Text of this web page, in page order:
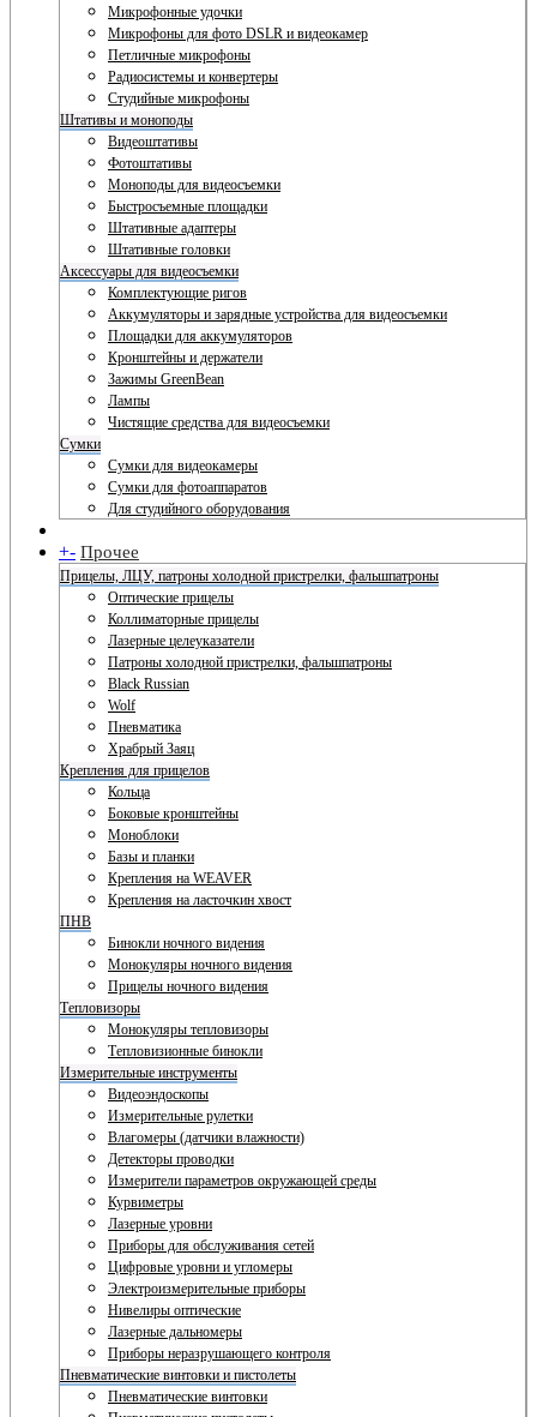
Микрофонные удочки
Микрофоны для фото DSLR и видеокамер
Петличные микрофоны
Радиосистемы и конвертеры
Студийные микрофоны
Штативы и моноподы
Видеоштативы
Фотоштативы
Моноподы для видеосъемки
Быстросъемные площадки
Штативные адаптеры
Штативные головки
Аксессуары для видеосъемки
Комплектующие ригов
Аккумуляторы и зарядные устройства для видеосъемки
Площадки для аккумуляторов
Кронштейны и держатели
Зажимы GreenBean
Лампы
Чистящие средства для видеосъемки
Сумки
Сумки для видеокамеры
Сумки для фотоаппаратов
Для студийного оборудования
+- Прочее
Прицелы, ЛЦУ, патроны холодной пристрелки, фальшпатроны
Оптические прицелы
Коллиматорные прицелы
Лазерные целеуказатели
Патроны холодной пристрелки, фальшпатроны
Black Russian
Wolf
Пневматика
Храбрый Заяц
Крепления для прицелов
Кольца
Боковые кронштейны
Моноблоки
Базы и планки
Крепления на WEAVER
Крепления на ласточкин хвост
ПНВ
Бинокли ночного видения
Монокуляры ночного видения
Прицелы ночного видения
Тепловизоры
Монокуляры тепловизоры
Тепловизионные бинокли
Измерительные инструменты
Видеоэндоскопы
Измерительные рулетки
Влагомеры (датчики влажности)
Детекторы проводки
Измерители параметров окружающей среды
Курвиметры
Лазерные уровни
Приборы для обслуживания сетей
Цифровые уровни и угломеры
Электроизмерительные приборы
Нивелиры оптические
Лазерные дальномеры
Приборы неразрушающего контроля
Пневматические винтовки и пистолеты
Пневматические винтовки